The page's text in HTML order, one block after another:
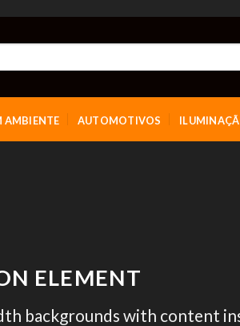
AMBIENTE AUTOMOTIVOS
ELEMENT
backgrounds with content